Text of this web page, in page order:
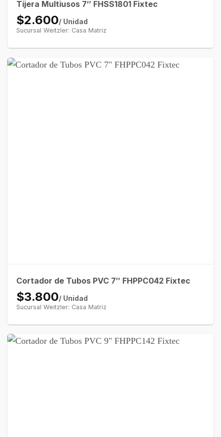
Tijera Multiusos 7″ FHSS1801 Fixtec
$2.600/ Unidad
Sucursal Weitzler: Casa Matriz
Cortador de Tubos PVC 7″ FHPPC042 Fixtec
$3.800/ Unidad
Sucursal Weitzler: Casa Matriz